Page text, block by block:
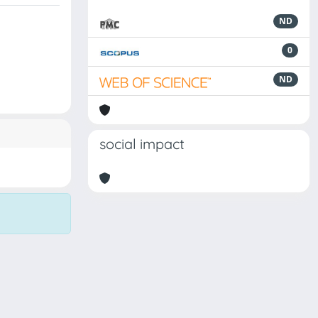
ND
0
ND
social impact